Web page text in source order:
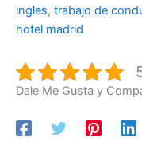
ingles, trabajo de
hotel madrid
Dale Me Gusta y